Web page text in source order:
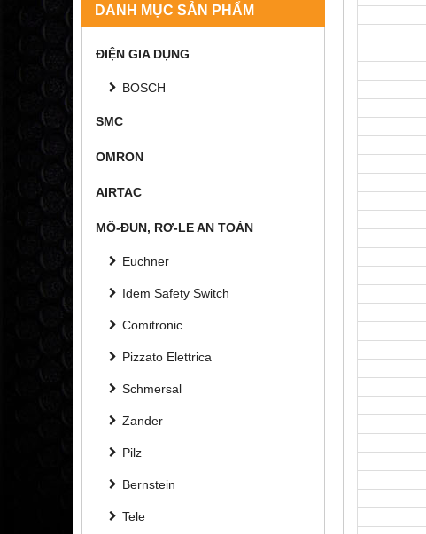
DANH MỤC SẢN PHẨM
ĐIỆN GIA DỤNG
BOSCH
SMC
OMRON
AIRTAC
MÔ-ĐUN, RƠ-LE AN TOÀN
Euchner
Idem Safety Switch
Comitronic
Pizzato Elettrica
Schmersal
Zander
Pilz
Bernstein
Tele